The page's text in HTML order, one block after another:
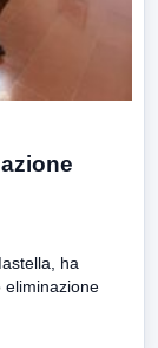
ha
eliminazione